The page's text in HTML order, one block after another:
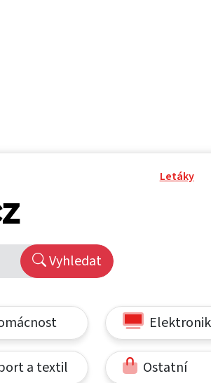
Letáky
Vyhledat
a textil Ostatní